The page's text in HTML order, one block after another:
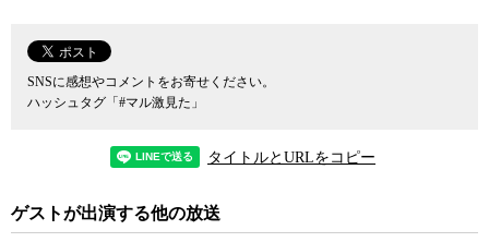
SNSに感想やコメントをお寄せください。
ハッシュタグ「#マル激見た」
タイトルとURLをコピー
ゲストが出演する他の放送